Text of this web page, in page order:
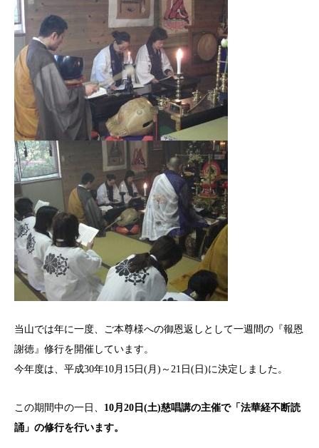
当山では年に一度、ご本尊様への御恩返しとして一週間の『報恩
謝徳』修行を開催しています。
今年度は、平成30年10月15日(月)～21日(日)に決定しました。
この期間中の一日、 10月20日(土)慈唱講の主催で「法華経不断読
誦」の修行を行います。